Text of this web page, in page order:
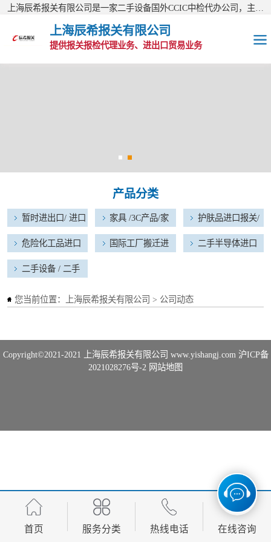
上海辰希报关有限公司
提供报关报检代理业务、进出口贸易业务
您当前位置： 上海辰希报关有限公司 > 公司动态
产品分类
暂时进出口/ 进口
维修物品
家具 /3C产品/家
电器进口报关
护肤品进口报关/
化妆品进口报关
危险化工品进口
报关
国际工厂搬迁进
二手半导体进口
二手设备 / 二手
Copyright©2021-2021 上海辰希报关有限公司 www.yishangj.com 沪ICP备
2021028276号-2 网站地图
首页 服务分类 热线电话 在线咨询
化妆品进口报关
危险化工品进口
出口报关
二手半导体进口
报关
二手设备 / 二手
工程机械进口